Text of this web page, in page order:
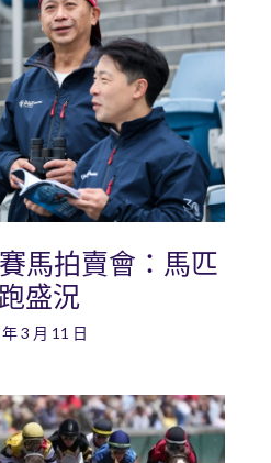
馬拍賣會：馬匹
盛況
3 月 11 日